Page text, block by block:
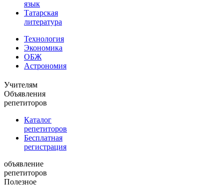
язык
Татарская
литература
Технология
Экономика
ОБЖ
Астрономия
Учителям
Объявления
репетиторов
Каталог
репетиторов
Бесплатная
регистрация
объявление
репетиторов
Полезное